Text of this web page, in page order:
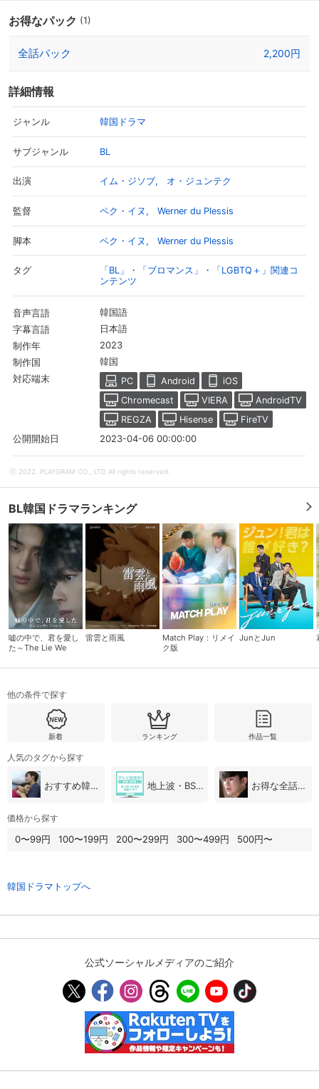
会員設定
会員情報変更
ジットカード情報の変更が可能です。
決済方法変更
購入明細
購入履歴
確認が可能です。こちらから視聴いただく
す。お気に入りに追加した作品の削除も可
サイト内の閲覧履歴を確認できます。履歴
の削除も可能です。
サイト内で表示される作品の表示制限が可
安らぎを感じるのであった。
お得なパック (1)
全話パック 2,200円
詳細情報
ジャンル 韓国ドラマ
サブジャンル BL
出演 イム・ジソブ オ・ジュンテク
監督 ペク・イヌ Werner du Plessis
脚本 ペク・イヌ Werner du Plessis
タグ
「BL」・「ブロマンス」・「LGBTQ＋」関連コ
ンテンツ
音声言語 韓国語
字幕言語 日本語
制作年 2023
制作国 韓国
対応端末 PC Android
iOS
Chromecast
VIERA
AndroidTV
REGZA
Hisense
FireTV
公開開始日
2023-04-06 00:00:00
ⓒ 2022. PLAYGRAM CO., LTD All rights reserved.
BL韓国ドラマランキング
嘘の中で、君を愛し
た～The Lie We
雷雲と雨風
Match Play：リメイ
ク版
JunとJun
他の条件で探す
新着 ランキング 作品一覧
人気のタグから探す
おすすめ韓国ドラマ 地上波・BS放送（韓国ドラマ） お得な全話パック
価格から探す
0〜99円 100〜199円 200〜299円 300〜499円 500円〜
韓国ドラマトップへ
公式ソーシャルメディアのご紹介